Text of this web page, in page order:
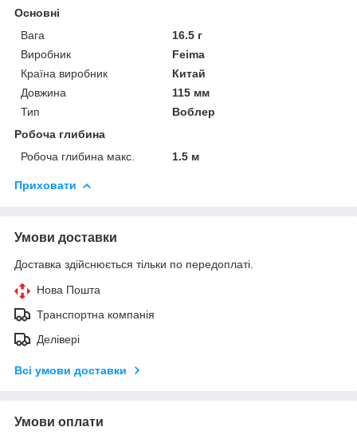
Основні
Вага
16.5 г
Виробник
Feima
Країна виробник
Китай
Довжина
115 мм
Тип
Воблер
Робоча глибина
Робоча глибина макс.
1.5 м
Приховати
Умови доставки
Доставка здійснюється тільки по передоплаті.
Нова Пошта
Транспортна компанія
Делівері
Всі умови доставки
Умови оплати